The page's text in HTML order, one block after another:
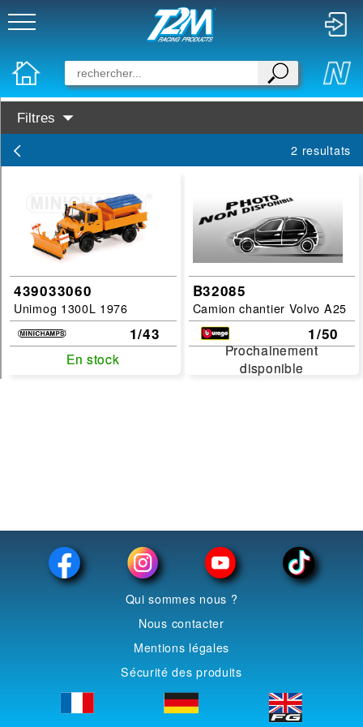
Filtres
Prochainement dispo
Marques :
Categories :
Camions
Echelles :
2 resultats
439033060
Unimog 1300L 1976
1/43
En stock
En stock
B32085
Camion chantier Volvo A25
1/50
Prochainement
disponible
Prochainement
disponible
Qui sommes nous ?
Nous contacter
Mentions légales
Sécurité des produits